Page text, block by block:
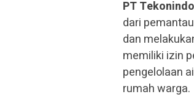
PT Tekonindo
dari
dan
memiliki izin
pengelolaan
rumah warga.